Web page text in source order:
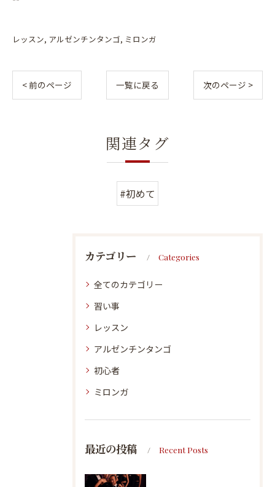
レッスン アルゼンチンタンゴ ミロンガ
< 前のページ 一覧に戻る 次のページ >
関連タグ
#初めて
カテゴリー Categories
全てのカテゴリー
習い事
レッスン
アルゼンチンタンゴ
初心者
ミロンガ
最近の投稿 Recent Posts